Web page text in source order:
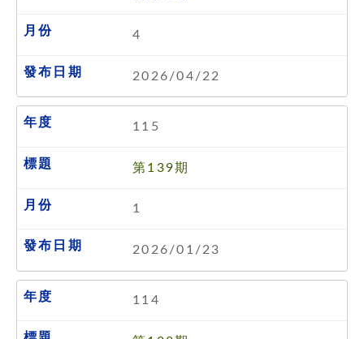
4
2026/04/22
115
第139期
1
2026/01/23
114